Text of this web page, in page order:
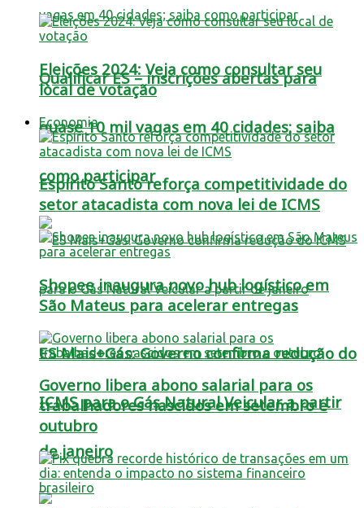
Qualificar ES – inscrições abertas para
quase 10 mil vagas em 40 cidades; saiba
como participar
ES Mais+Gás: Governo confirma redução do
ICMS para o Gás Natural Veicular a partir
de janeiro
Eleições 2024: Veja como consultar seu
local de votação
Economia
Espírito Santo reforça competitividade do
setor atacadista com nova lei de ICMS
Shopee inaugura novo hub logístico em
São Mateus para acelerar entregas
Governo libera abono salarial para os
trabalhadores nascidos em setembro e
outubro